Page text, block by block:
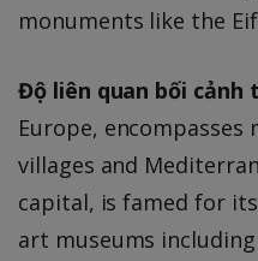
monuments like the
Độ liên quan bối cảnh
Europe, encompasses
villages and
capital, is famed for
art museums